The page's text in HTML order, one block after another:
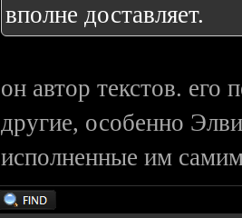
вполне доставляет.
он автор текстов. его
другие, особенно
исполненные им